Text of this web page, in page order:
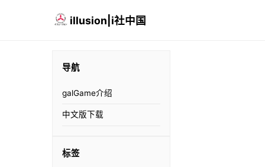
illusion|i社中国
导航
galGame介绍
中文版下载
标签